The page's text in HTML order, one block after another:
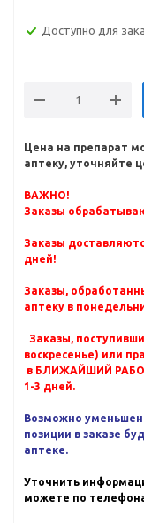
Доступно для
Цена на препарат
аптеку, уточняйте
ВАЖНО!
Заказы
Заказы
дней!
Заказы,
аптеку в
Заказы,
воскресенье) или
в БЛИЖАЙШИЙ
1-3 дней.
Возможно
позиции в заказе
аптеке.
Уточнить
можете по